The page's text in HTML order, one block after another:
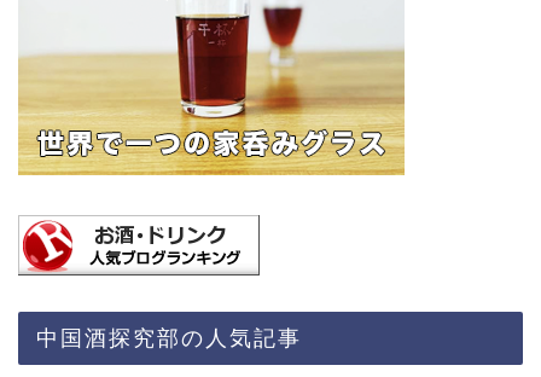
中国酒探究部の人気記事